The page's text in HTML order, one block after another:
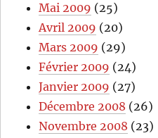
Mai 2009 (25)
Avril 2009 (20)
Mars 2009 (29)
Février 2009 (24)
Janvier 2009 (27)
Décembre 2008 (26)
Novembre 2008 (23)